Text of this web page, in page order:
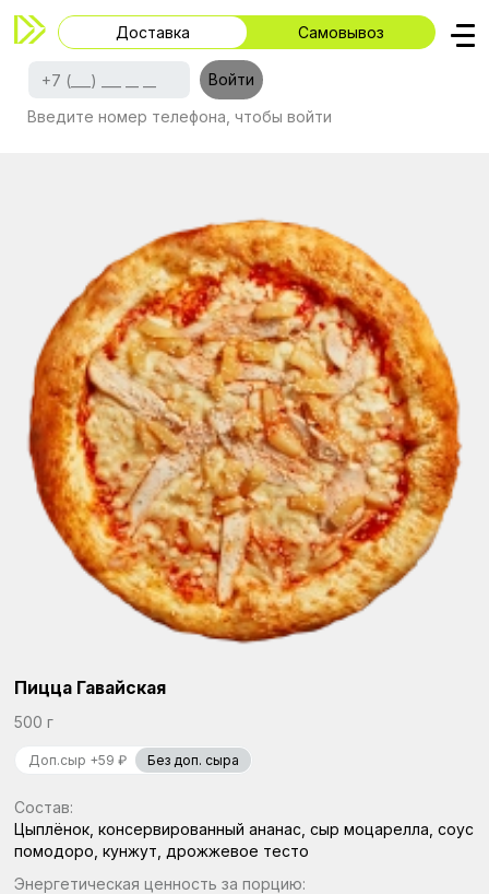
Доставка Самовывоз
Введите номер телефона, чтобы войти
Войти
Все рестораны Перцы Пицца
Пицца Гавайская
500 г
Доп.сыр +59 ₽ Без доп. сыра
Состав:
Цыплёнок, консервированный ананас, сыр моцарелла, соус
помодоро, кунжут, дрожжевое тесто
Энергетическая ценность за порцию: